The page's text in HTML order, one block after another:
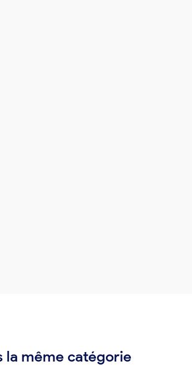
la même catégorie